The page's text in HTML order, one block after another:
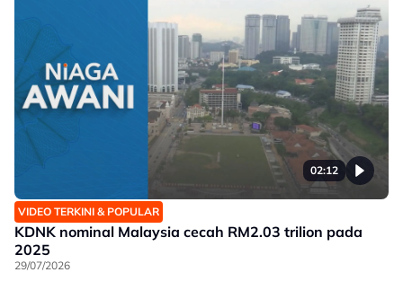
02:12
VIDEO TERKINI & POPULAR
KDNK nominal Malaysia cecah RM2.03 trilion pada
2025
29/07/2026